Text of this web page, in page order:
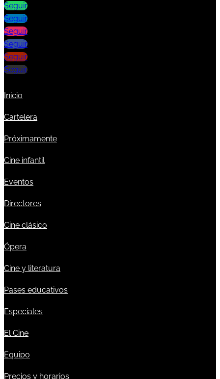
Seguir
Seguir
Seguir
Seguir
Seguir
Seguir
Inicio
Cartelera
Próximamente
Cine infantil
Eventos
Directores
Cine clásico
Ópera
Cine y literatura
Pases educativos
Especiales
El Cine
Equipo
Precios y horarios